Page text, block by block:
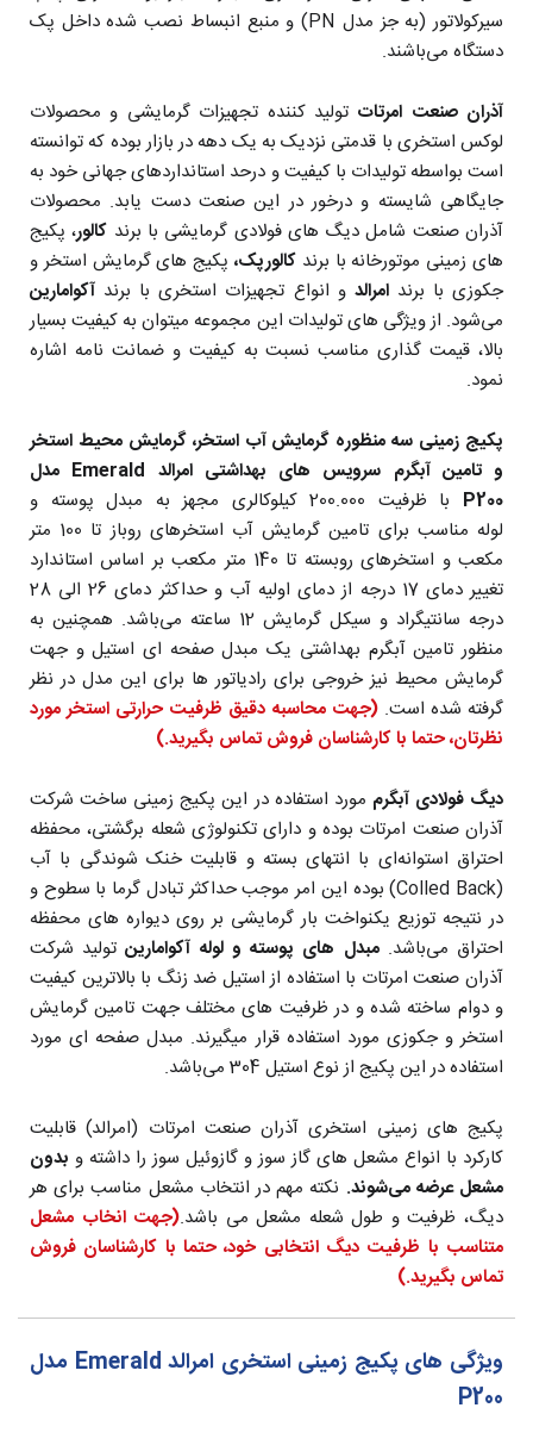
سیرکولاتور (به جز مدل PN) و منبع انبساط نصب شده داخل پک
دستگاه می‌باشند.
آذران صنعت امرتات تولید کننده تجهیزات گرمایشی و محصولات
لوکس استخری با قدمتی نزدیک به یک دهه در بازار بوده که توانسته
است بواسطه تولیدات با کیفیت و درحد استانداردهای جهانی خود به
جایگاهی شایسته و درخور در این صنعت دست یابد. محصولات
آذران صنعت شامل دیگ های فولادی گرمایشی با برند کالور، پکیج
های زمینی موتورخانه با برند کالورپک، پکیج های گرمایش استخر و
جکوزی با برندامرالد و انواع تجهیزات استخری با برند آکوامارین
می‌شود. از ویژگی های تولیدات این مجموعه میتوان به کیفیت بسیار
بالا، قیمت گذاری مناسب نسبت به کیفیت و ضمانت نامه اشاره
نمود.
پکیج زمینی سه منظوره گرمایش آب استخر، گرمایش محیط استخر
و تامین آبگرم سرویس های بهداشتی امرالد Emerald مدل
P200
با ظرفیت 200.000 کیلوکالری مجهز به مبدل پوسته و
لوله مناسب برای تامین گرمایش آب استخرهای روباز تا 100 متر
مکعب و استخرهای روبسته تا 140 متر مکعب بر اساس استاندارد
تغییر دمای 17 درجه از دمای اولیه آب و حداکثر دمای 26 الی 28
درجه سانتیگراد و سیکل گرمایش 12 ساعته می‌باشد. همچنین به
منظور تامین آبگرم بهداشتی یک مبدل صفحه ای استیل و جهت
گرمایش محیط نیز خروجی برای رادیاتور ها برای این مدل در نظر
گرفته شده است.(جهت محاسبه دقیق ظرفیت حرارتی استخر مورد
نظرتان، حتما با کارشناسان فروش تماس بگیرید.)
دیگ فولادی آبگرم مورد استفاده در این پکیج زمینی ساخت شرکت
آذران صنعت امرتات بوده و دارای تکنولوژی شعله برگشتی، محفظه
احتراق استوانه‌ای با انتهای بسته و قابلیت خنک شوندگی با آب
(Colled Back) بوده این امر موجب حداکثر تبادل گرما با سطوح و
در نتیجه توزیع یکنواخت بار گرمایشی بر روی دیواره های محفظه
احتراق می‌باشد.مبدل های پوسته و لوله آکوامارینتولید شرکت
آذران صنعت امرتات با استفاده از استیل ضد زنگ با بالاترین کیفیت
و دوام ساخته شده و در ظرفیت های مختلف جهت تامین گرمایش
استخر و جکوزی مورد استفاده قرار میگیرند. مبدل صفحه ای مورد
استفاده در این پکیج از نوع استیل 304 می‌باشد.
پکیج های زمینی استخری آذران صنعت امرتات (امرالد) قابلیت
کارکرد با انواع مشعل های گاز سوز و گازوئیل سوز را داشته و بدون
مشعل عرضه می‌شوند. نکته مهم در انتخاب مشعل مناسب برای هر
دیگ، ظرفیت و طول شعله مشعل می باشد.(جهت انخاب مشعل
متناسب با ظرفیت دیگ انتخابی خود، حتما با کارشناسان فروش
تماس بگیرید.)
ویژگی های پکیج زمینی استخری امرالد Emerald مدل
P200